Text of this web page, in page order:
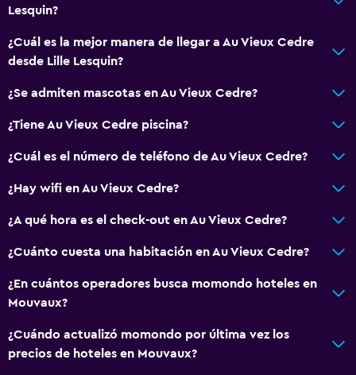
Cama plegable
Estacionamiento y transporte
Sistema de entretenimiento
Aire libre
Lesquin?
¿Cuál es la mejor manera de llegar a Au Vieux Cedre
desde Lille Lesquin?
¿Se admiten mascotas en Au Vieux Cedre?
¿Tiene Au Vieux Cedre piscina?
¿Cuál es el número de teléfono de Au Vieux Cedre?
¿Hay wifi en Au Vieux Cedre?
¿A qué hora es el check-out en Au Vieux Cedre?
¿Cuánto cuesta una habitación en Au Vieux Cedre?
¿En cuántos operadores busca momondo hoteles en
Mouvaux?
¿Cuándo actualizó momondo por última vez los
precios de hoteles en Mouvaux?